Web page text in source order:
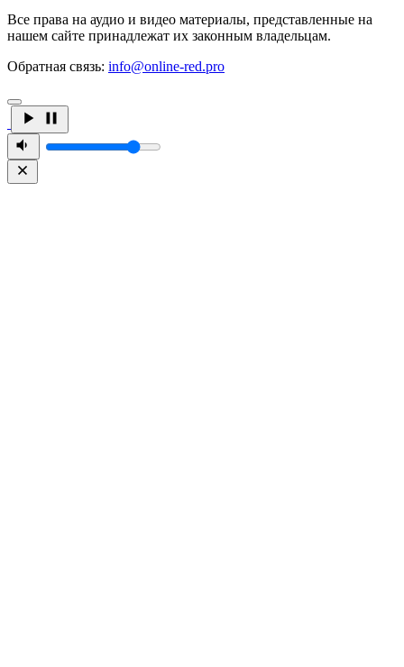
Все права на аудио и видео материалы, представленные на
нашем сайте принадлежат их законным владельцам.
Обратная связь: info@online-red.pro